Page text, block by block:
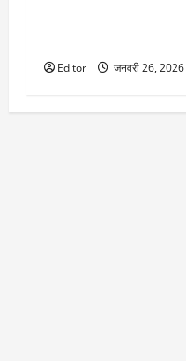
Editor जनवरी 26, 2026